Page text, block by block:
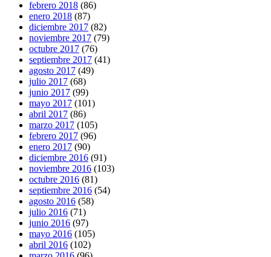
febrero 2018 (86)
enero 2018 (87)
diciembre 2017 (82)
noviembre 2017 (79)
octubre 2017 (76)
septiembre 2017 (41)
agosto 2017 (49)
julio 2017 (68)
junio 2017 (99)
mayo 2017 (101)
abril 2017 (86)
marzo 2017 (105)
febrero 2017 (96)
enero 2017 (90)
diciembre 2016 (91)
noviembre 2016 (103)
octubre 2016 (81)
septiembre 2016 (54)
agosto 2016 (58)
julio 2016 (71)
junio 2016 (97)
mayo 2016 (105)
abril 2016 (102)